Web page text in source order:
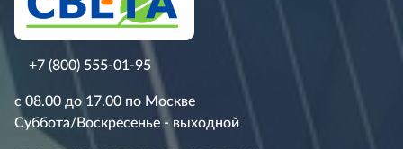
+7 (800) 555-01-95
с 08.00 до 17.00 по Москве
Суббота/Воскресенье - выходной